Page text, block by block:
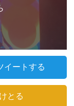
イートする
とる